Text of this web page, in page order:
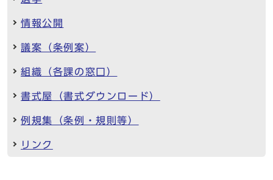
情報公開
議案（条例案）
組織（各課の窓口）
書式屋（書式ダウンロード）
例規集（条例・規則等）
リンク